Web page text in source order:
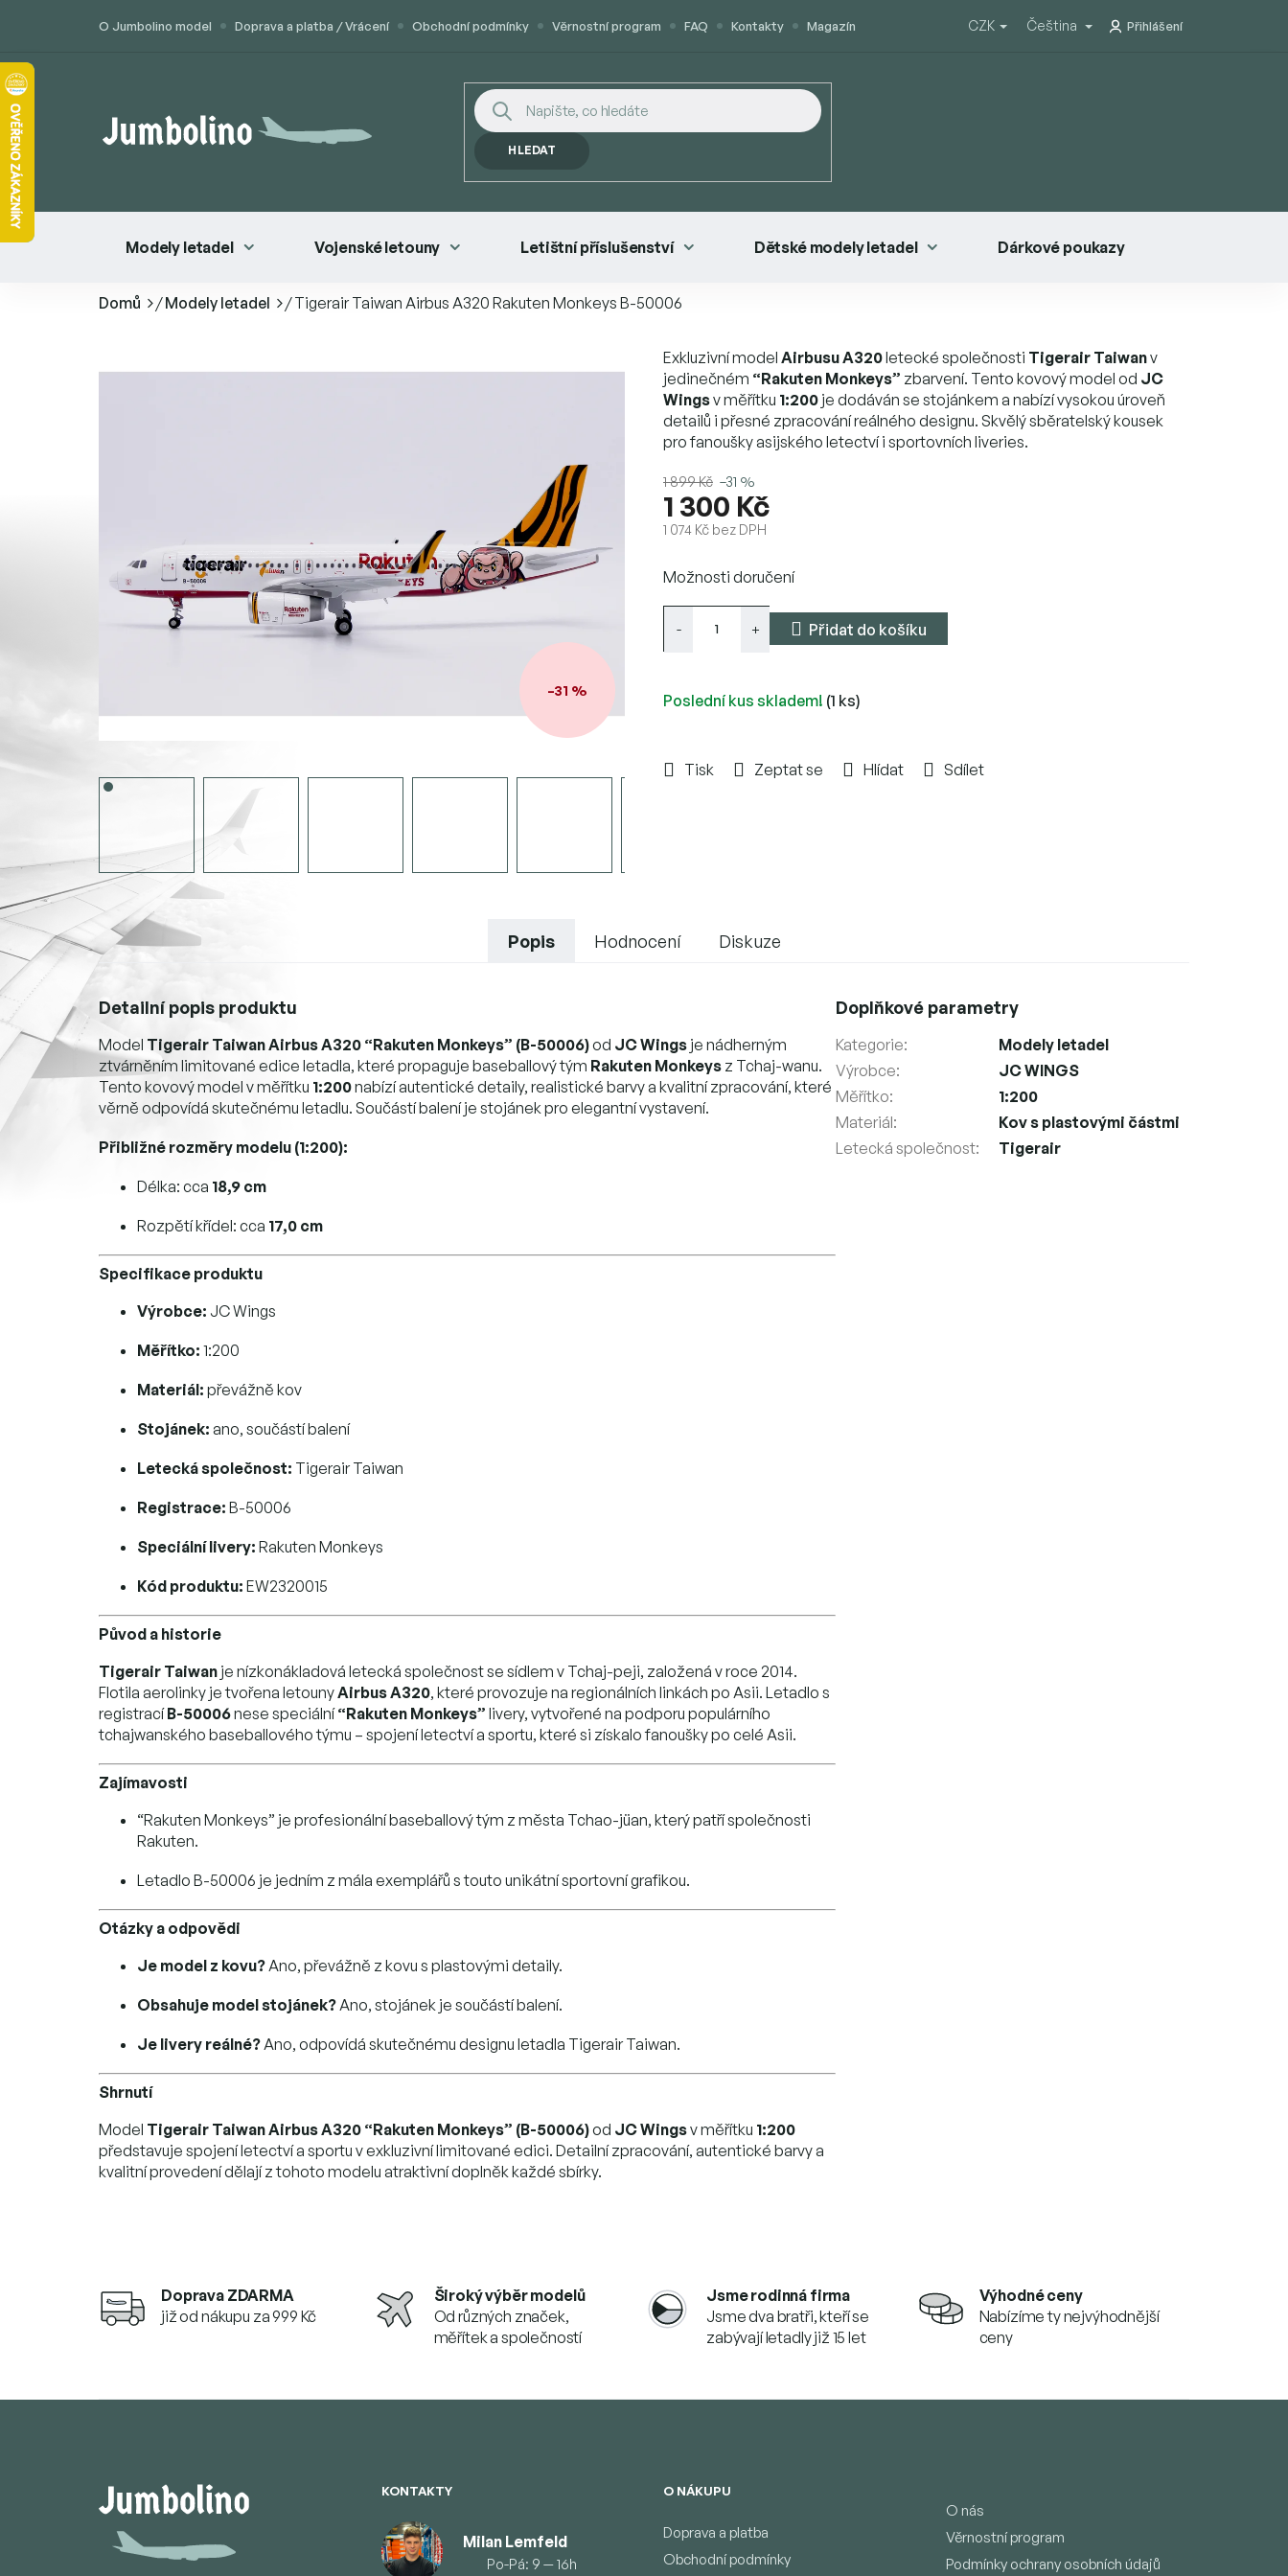
O Jumbolino model Doprava a platba / Vrácení Obchodní podmínky Věrnostní program FAQ Kontakty Magazín CZK Čeština Přihlášení
HLEDAT
Modely letadel Vojenské letouny Letištní příslušenství Dětské modely letadel Dárkové poukazy
Domů /Modely letadel /Tigerair Taiwan Airbus A320 Rakuten Monkeys B-50006
–31 %
1 899 Kč –31 %
1 300 Kč
1 074 Kč bez DPH
cena:
Poslední kus skladem! (1 ks)
Možnosti doručení
Přidat do košíku
Exkluzivní model Airbusu A320letecké společnosti Tigerair Taiwanv
jedinečném “Rakuten Monkeys” zbarvení. Tento kovový model od JC
Wingsv měřítku 1:200 je dodáván se stojánkem a nabízí vysokou úroveň
detailů i přesné zpracování reálného designu. Skvělý sběratelský kousek
pro fanoušky asijského letectví i sportovních liveries.
Tisk Zeptat se Hlídat Sdílet
Doprava ZDARMA
již od nákupu za 999 Kč
Široký výběr modelů
Od různých značek,
měřítek a společností
Jsme rodinná firma
Jsme dva bratři, kteří se
zabývají letadly již 15 let
Výhodné ceny
Nabízíme ty nejvýhodnější
ceny
Popis Hodnocení Diskuze
Detailní popis produktu
Model Tigerair Taiwan Airbus A320 “Rakuten Monkeys” (B-50006)od JC Wings je nádherným
ztvárněním limitované edice letadla, které propaguje baseballový tým Rakuten Monkeys z Tchaj-wanu.
Tento kovový model v měřítku 1:200nabízí autentické detaily, realistické barvy a kvalitní zpracování, které
věrně odpovídá skutečnému letadlu. Součástí balení je stojánek pro elegantní vystavení.
Přibližné rozměry modelu (1:200):
Délka: cca 18,9 cm
Rozpětí křídel: cca 17,0 cm
Specifikace produktu
Výrobce: JC Wings
Měřítko: 1:200
Materiál: převážně kov
Stojánek: ano, součástí balení
Letecká společnost: Tigerair Taiwan
Registrace: B-50006
Speciální livery: Rakuten Monkeys
Kód produktu: EW2320015
Původ a historie
Tigerair Taiwan je nízkonákladová letecká společnost se sídlem v Tchaj-peji, založená v roce 2014.
Flotila aerolinky je tvořena letounyAirbus A320, které provozuje na regionálních linkách po Asii. Letadlo s
registracíB-50006nese speciální“Rakuten Monkeys” livery, vytvořené na podporu populárního
tchajwanského baseballového týmu – spojení letectví a sportu, které si získalo fanoušky po celé Asii.
Zajímavosti
“Rakuten Monkeys” je profesionální baseballový tým z města Tchao-jüan, který patří společnosti
Rakuten.
Letadlo B-50006 je jedním z mála exemplářů s touto unikátní sportovní grafikou.
Otázky a odpovědi
Je model z kovu?Ano, převážně z kovu s plastovými detaily.
Obsahuje model stojánek?Ano, stojánek je součástí balení.
Je livery reálné?Ano, odpovídá skutečnému designu letadla Tigerair Taiwan.
Shrnutí
Model Tigerair Taiwan Airbus A320 “Rakuten Monkeys” (B-50006)od JC Wingsv měřítku 1:200
představuje spojení letectví a sportu v exkluzivní limitované edici. Detailní zpracování, autentické barvy a
kvalitní provedení dělají z tohoto modelu atraktivní doplněk každé sbírky.
Doplňkové parametry
Kategorie:
Modely letadel
Výrobce:
JC WINGS
Měřítko:
1:200
Materiál:
Kov s plastovými částmi
Letecká společnost: Tigerair
KONTAKTY
Milan Lemfeld
Po-Pá: 9 — 16h
O NÁKUPU
Doprava a platba
Obchodní podmínky
O nás
Věrnostní program
Podmínky ochrany osobních údajů